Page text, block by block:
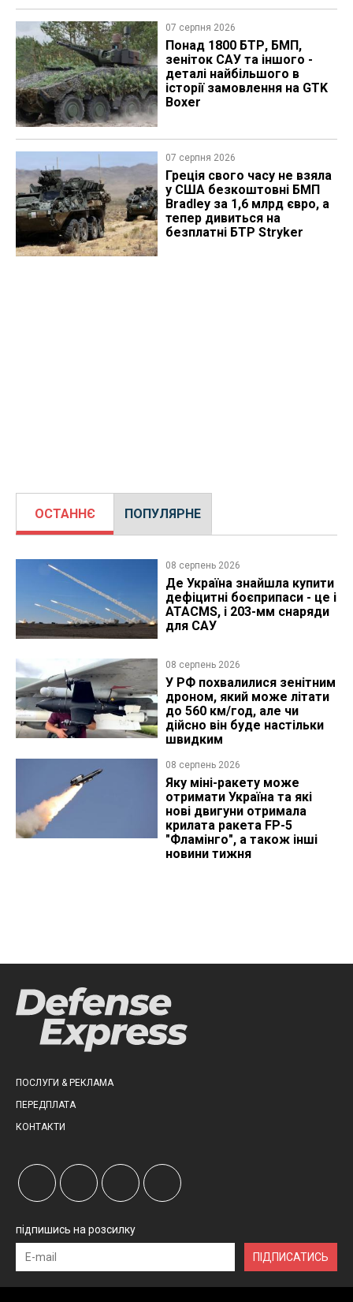
07 серпня 2026
Понад 1800 БТР, БМП,
зеніток САУ та іншого -
деталі найбільшого в
історії замовлення на GTK
Boxer
07 серпня 2026
Греція свого часу не взяла
у США безкоштовні БМП
Bradley за 1,6 млрд євро, а
тепер дивиться на
безплатні БТР Stryker
ОСТАННЄ ПОПУЛЯРНЕ
08 серпень 2026
Де Україна знайшла купити
дефіцитні боєприпаси - це і
ATACMS, і 203-мм снаряди
для САУ
08 серпень 2026
У РФ похвалилися зенітним
дроном, який може літати
до 560 км/год, але чи
дійсно він буде настільки
швидким
08 серпень 2026
Яку міні-ракету може
отримати Україна та які
нові двигуни отримала
крилата ракета FP-5
"Фламінго", а також інші
новини тижня
ПОСЛУГИ & РЕКЛАМА
ПЕРЕДПЛАТА
КОНТАКТИ
підпишись на розсилку
ПІДПИСАТИСЬ